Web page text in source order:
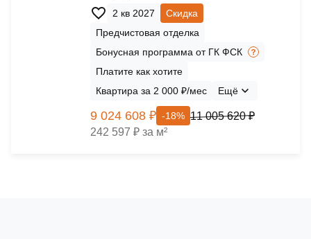
2 кв 2027
Скидка
Предчистовая отделка
Бонусная программа от ГК ФСК
Платите как хотите
Квартира за 2 000 ₽/мес
Ещё
9 024 608 ₽ -18% 11 005 620 ₽
242 597 ₽ за м²